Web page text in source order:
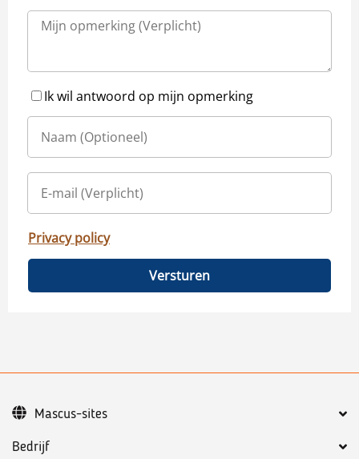
Ik wil antwoord op mijn opmerking
Privacy policy
Versturen
Bedrijf
Mascus-sites